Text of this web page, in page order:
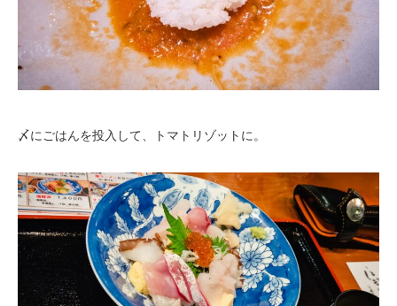
〆にごはんを投入して、トマトリゾットに。